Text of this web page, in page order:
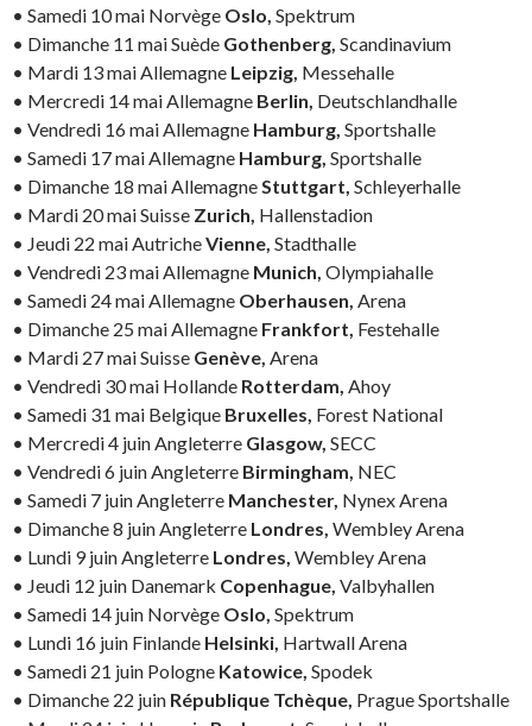
• Samedi 10 mai Norvège Oslo, Spektrum
• Dimanche 11 mai Suède Gothenberg, Scandinavium
• Mardi 13 mai Allemagne Leipzig, Messehalle
• Mercredi 14 mai Allemagne Berlin, Deutschlandhalle
• Vendredi 16 mai Allemagne Hamburg, Sportshalle
• Samedi 17 mai Allemagne Hamburg, Sportshalle
• Dimanche 18 mai AllemagneStuttgart, Schleyerhalle
• Mardi 20 mai Suisse Zurich, Hallenstadion
• Jeudi 22 mai AutricheVienne, Stadthalle
• Vendredi 23 mai Allemagne Munich, Olympiahalle
• Samedi 24 mai Allemagne Oberhausen, Arena
• Dimanche 25 mai Allemagne Frankfort, Festehalle
• Mardi 27 mai Suisse Genève, Arena
• Vendredi 30 mai Hollande Rotterdam, Ahoy
• Samedi 31 mai Belgique Bruxelles, Forest National
• Mercredi 4 juin Angleterre Glasgow, SECC
• Vendredi 6 juin Angleterre Birmingham, NEC
• Samedi 7 juin Angleterre Manchester, Nynex Arena
• Dimanche 8 juin Angleterre Londres, Wembley Arena
• Lundi 9 juin Angleterre Londres, Wembley Arena
• Jeudi 12 juin Danemark Copenhague, Valbyhallen
• Samedi 14 juin Norvège Oslo, Spektrum
• Lundi 16 juin Finlande Helsinki, Hartwall Arena
• Samedi 21 juin Pologne Katowice, Spodek
• Dimanche 22 juin République Tchèque, Prague Sportshalle